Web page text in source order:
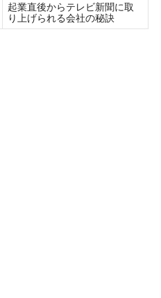
起業直後からテレビ新聞に取
り上げられる会社の秘訣